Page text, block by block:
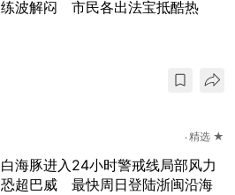
练波解闷 市民各出法宝抵酷热
精选 ★
白海豚进入24小时警戒线局部风力
恐超巴威 最快周日登陆浙闽沿海